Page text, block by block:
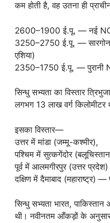
कम होती है, वह उतना ही
2600–1900 ई.पू. — नई
3250–2750 ई.पू. —
एशिया)
2350–1750 ई.पू. — पुरानी
सिन्धु सभ्यता का विस्तार
लगभग 13 लाख वर्ग किलोमीटर
इसका विस्तार—
उत्तर में मांडा (जम्मू-कश्मीर),
पश्चिम में सुत्कगेंदोर
पूर्व में आलमगीरपुर (उत्तर
दक्षिण में दैमाबाद (महाराष्ट्र)
सिन्धु सभ्यता भारत,
थी। नवीनतम आँकड़ों के